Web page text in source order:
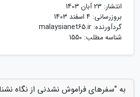
انتشار: 23 آبان 1403
بروزرسانی: 4 اسفند 1403
گردآورنده: malaysianet65.ir
شناسه مطلب: 1550
به "سفرهای فراموش نشدنی از نگاه